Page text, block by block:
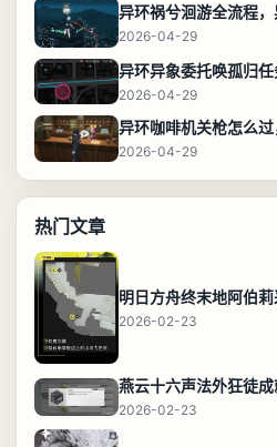
异环祸兮洄游全流程
2026-04-29
2026-04-29
异环咖啡机关枪怎么
2026-04-29
热门文章
2026-02-23
燕云十六声法外狂徒
2026-02-23